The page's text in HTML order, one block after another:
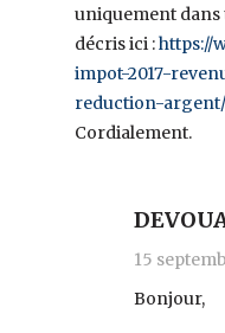
uniquement
décris ici :https://
impot-2017-
reduction-argent/
Cordialement.
15
Bonjour,